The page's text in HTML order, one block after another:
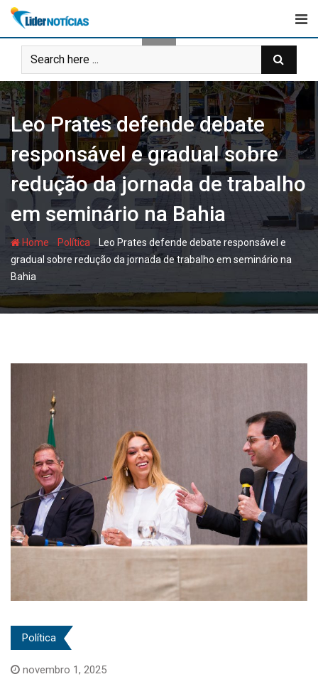
Skip
content
Leo Prates defende debate
responsável e gradual sobre
redução da jornada de trabalho
em seminário na Bahia
Home - Política -
Leo Prates defende debate responsável e
gradual sobre redução da jornada de trabalho em seminário na
Bahia
Política
novembro 1, 2025